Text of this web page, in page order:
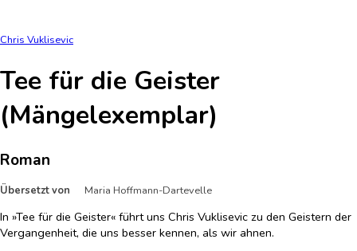
Chris Vuklisevic
Tee für die Geister
(Mängelexemplar)
Roman
Übersetzt von Maria Hoffmann-Dartevelle
In »Tee für die Geister« führt uns Chris Vuklisevic zu den Geistern der
Vergangenheit, die uns besser kennen, als wir ahnen.